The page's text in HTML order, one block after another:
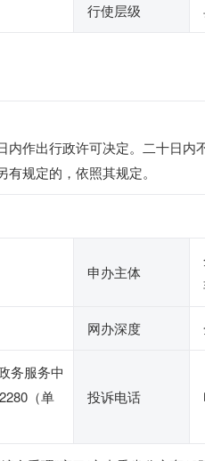
行使层级
作出行政许可决定。二十日内
规定的，依照其规定。
申办主体
网办深度
务服务中
（单
投诉电话